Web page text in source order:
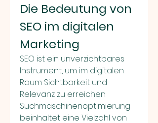
Die Bedeutung von
SEO im digitalen
Marketing
SEO ist ein unverzichtbares
Instrument, um im digitalen
Raum Sichtbarkeit und
Relevanz zu erreichen.
Suchmaschinenoptimierung
beinhaltet eine Vielzahl von